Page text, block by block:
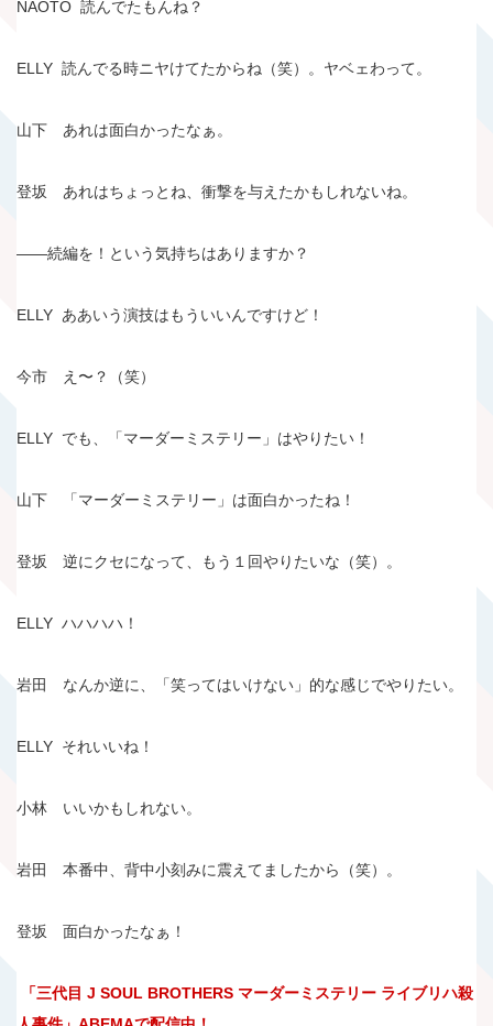
NAOTO 読んでたもんね？
ELLY 読んでる時ニヤけてたからね（笑）。ヤベェわって。
山下 あれは面白かったなぁ。
登坂 あれはちょっとね、衝撃を与えたかもしれないね。
――続編を！という気持ちはありますか？
ELLY ああいう演技はもういいんですけど！
今市 え〜？（笑）
ELLY でも、「マーダーミステリー」はやりたい！
山下 「マーダーミステリー」は面白かったね！
登坂 逆にクセになって、もう１回やりたいな（笑）。
ELLY ハハハハ！
岩田 なんか逆に、「笑ってはいけない」的な感じでやりたい。
ELLY それいいね！
小林 いいかもしれない。
岩田 本番中、背中小刻みに震えてましたから（笑）。
登坂 面白かったなぁ！
「三代目 J SOUL BROTHERS マーダーミステリー ライブリハ殺